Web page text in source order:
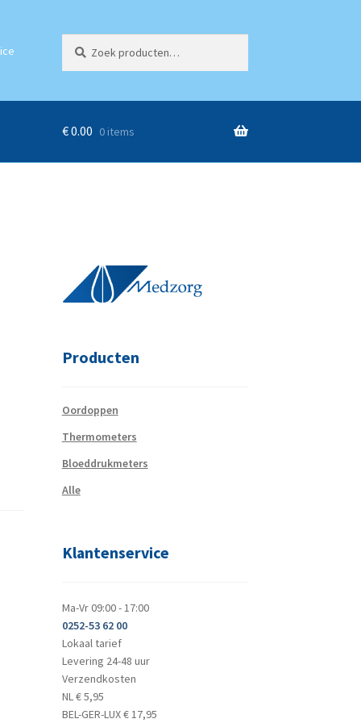
naar:
€0.00 0 items
Producten
Oordoppen
Thermometers
Bloeddrukmeters
Alle
Klantenservice
Ma-Vr 09:00 - 17:00
0252-53 62 00
Lokaal tarief
Levering 24-48 uur
Verzendkosten
NL € 5,95
BEL-GER-LUX € 17,95